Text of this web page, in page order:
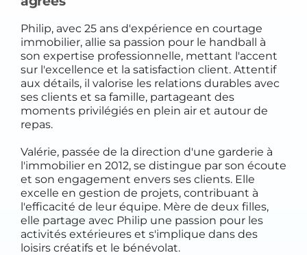
Philip, avec 25 ans d'expérience en courtage
immobilier, allie sa passion pour le handball à
son expertise professionnelle, mettant l'accent
sur l'excellence et la satisfaction client. Attentif
aux détails, il valorise les relations durables avec
ses clients et sa famille, partageant des
moments privilégiés en plein air et autour de
repas.
Valérie, passée de la direction d'une garderie à
l'immobilier en 2012, se distingue par son écoute
et son engagement envers ses clients. Elle
excelle en gestion de projets, contribuant à
l'efficacité de leur équipe. Mère de deux filles,
elle partage avec Philip une passion pour les
activités extérieures et s'implique dans des
loisirs créatifs et le bénévolat.